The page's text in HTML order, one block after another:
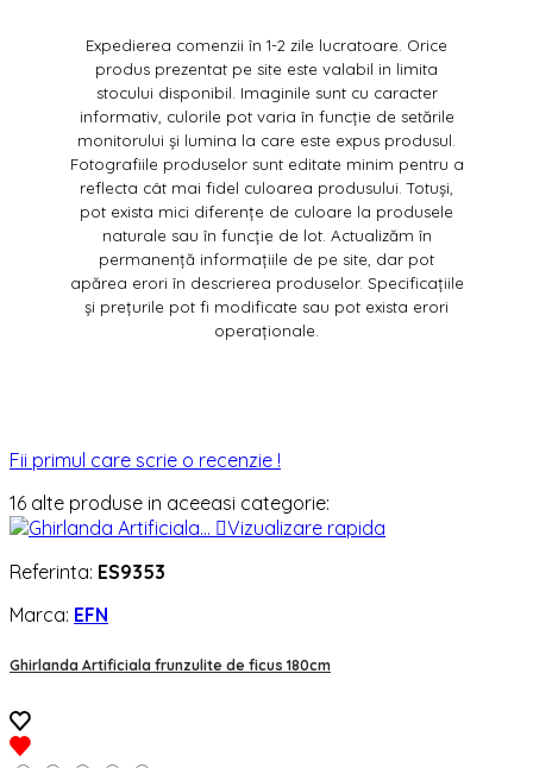
Expedierea comenzii în 1-2 zile lucratoare. Orice
produs prezentat pe site este valabil in limita
stocului disponibil. Imaginile sunt cu caracter
informativ, culorile pot varia în funcție de setările
monitorului și lumina la care este expus produsul.
Fotografiile produselor sunt editate minim pentru a
reflecta cât mai fidel culoarea produsului. Totuși,
pot exista mici diferențe de culoare la produsele
naturale sau în funcție de lot. Actualizăm în
permanență informațiile de pe site, dar pot
apărea erori în descrierea produselor. Specificațiile
și prețurile pot fi modificate sau pot exista erori
operaționale.
Fii primul care scrie o recenzie !
16 alte produse in aceeasi categorie:
Vizualizare rapida
Referinta: ES9353
Marca: EFN
Ghirlanda Artificiala frunzulite de ficus 180cm